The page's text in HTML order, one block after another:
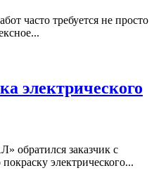
часто требуется не просто
электрического
заказчик с
электрического...